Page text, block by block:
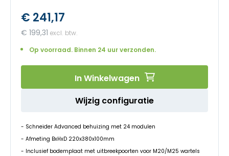
€ 241,17
€ 199,31
Op voorraad. Binnen 24 uur verzonden.
Wijzig configuratie
In Winkelwagen
- Schneider Advanced behuizing met 24 modulen
- Afmeting BxHxD 220x380x100mm
- Inclusief bodemplaat met uitbreekpoorten voor M20/M25 wartels
begin
afbeeldingen-